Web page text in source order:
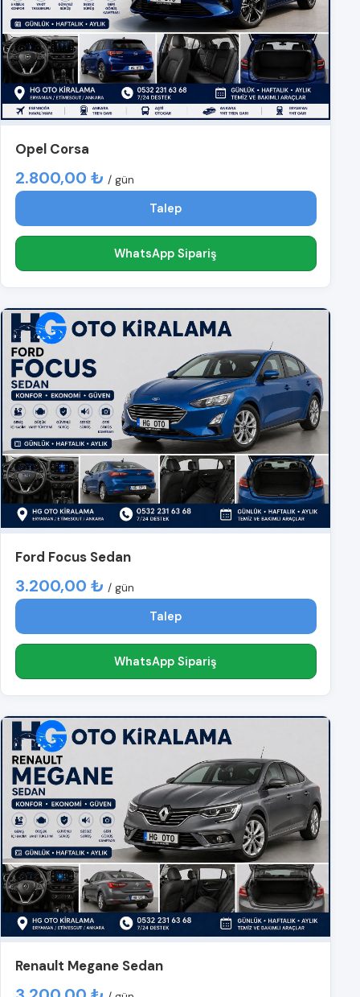
Opel Corsa
2.800,00 ₺ / gün
Talep
WhatsApp Sipariş
Ford Focus Sedan
3.200,00 ₺ / gün
Talep
WhatsApp Sipariş
Renault Megane Sedan